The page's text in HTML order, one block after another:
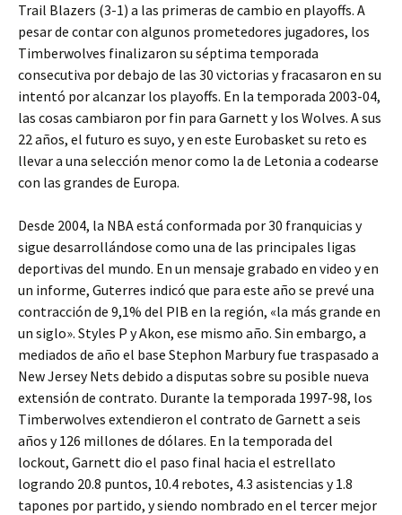
Trail Blazers (3-1) a las primeras de cambio en playoffs. A
pesar de contar con algunos prometedores jugadores, los
Timberwolves finalizaron su séptima temporada
consecutiva por debajo de las 30 victorias y fracasaron en su
intentó por alcanzar los playoffs. En la temporada 2003-04,
las cosas cambiaron por fin para Garnett y los Wolves. A sus
22 años, el futuro es suyo, y en este Eurobasket su reto es
llevar a una selección menor como la de Letonia a codearse
con las grandes de Europa.
Desde 2004, la NBA está conformada por 30 franquicias y
sigue desarrollándose como una de las principales ligas
deportivas del mundo. En un mensaje grabado en video y en
un informe, Guterres indicó que para este año se prevé una
contracción de 9,1% del PIB en la región, «la más grande en
un siglo». Styles P y Akon, ese mismo año. Sin embargo, a
mediados de año el base Stephon Marbury fue traspasado a
New Jersey Nets debido a disputas sobre su posible nueva
extensión de contrato. Durante la temporada 1997-98, los
Timberwolves extendieron el contrato de Garnett a seis
años y 126 millones de dólares. En la temporada del
lockout, Garnett dio el paso final hacia el estrellato
logrando 20.8 puntos, 10.4 rebotes, 4.3 asistencias y 1.8
tapones por partido, y siendo nombrado en el tercer mejor